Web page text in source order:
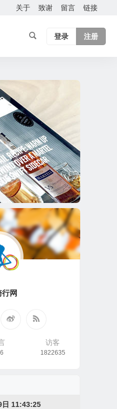
关于 致谢 留言 链接
登录 注册
网
访客
1822635
日 11:43:26